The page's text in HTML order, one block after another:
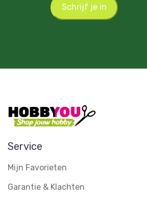
Schrijf je in
Service
Mijn Favorieten
Garantie & Klachten